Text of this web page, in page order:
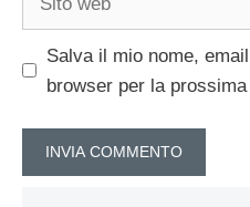
Salva il mio nome,
browser per la